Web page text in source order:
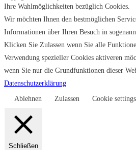
Ihre Wahlmöglichkeiten bezüglich Cookies.
Wir möchten Ihnen den bestmöglichen
Informationen über Ihren Besuch in
Klicken Sie Zulassen wenn Sie alle
Verwendung spezieller Cookies aktiveren
wenn Sie nur die Grundfunktionen dieser
Datenschutzerklärung
Ablehnen
Zulassen Cookie settings
Schließen